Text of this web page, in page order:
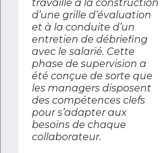
travaillé à la construction
d’une grille d’évaluation
et à la conduite d’un
entretien de débriefing
avec le salarié. Cette
phase de supervision a
été conçue de sorte que
les managers disposent
des compétences clefs
pour s’adapter aux
besoins de chaque
collaborateur.